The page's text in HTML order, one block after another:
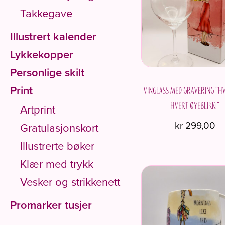
Takkegave
Illustrert kalender
Lykkekopper
Personlige skilt
Print
Artprint
Gratulasjonskort
Illustrerte bøker
Klær med trykk
Vesker og strikkenett
Promarker tusjer
Vinglass med gravering
hvert øyeblikk!”
kr299,00